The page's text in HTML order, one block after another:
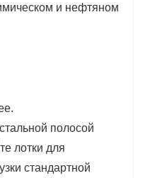
и нефтяном
полосой
лотки для
стандартной